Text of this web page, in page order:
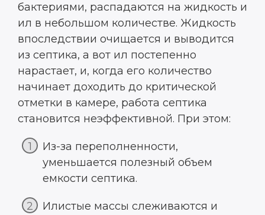
бактериями, распадаются на жидкость и
ил в небольшом количестве. Жидкость
впоследствии очищается и выводится
из септика, а вот ил постепенно
нарастает, и, когда его количество
начинает доходить до критической
отметки в камере, работа септика
становится неэффективной. При этом:
Из-за переполненности,
уменьшается полезный объем
емкости септика.
Илистые массы слеживаются и